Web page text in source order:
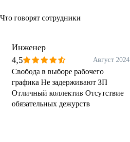
Что говорят сотрудники
Инженер
4,5
Август 2024
Свобода в выборе рабочего
графика Не задерживают ЗП
Отличный коллектив Отсутствие
обязательных дежурств